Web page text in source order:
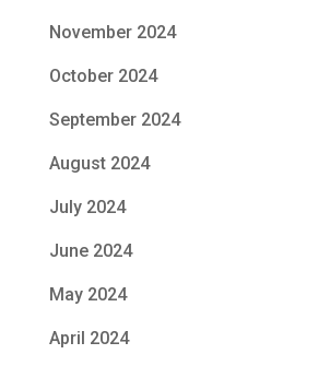
November 2024
October 2024
September 2024
August 2024
July 2024
June 2024
May 2024
April 2024